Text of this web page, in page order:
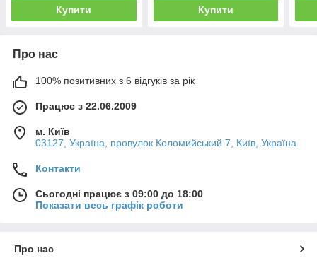
Купити Купити
Про нас
100% позитивних з 6 відгуків за рік
Працює з 22.06.2009
м. Київ
03127, Україна, провулок Коломийський 7, Київ, Україна
Контакти
Сьогодні працює з 09:00 до 18:00
Показати весь графік роботи
Про нас